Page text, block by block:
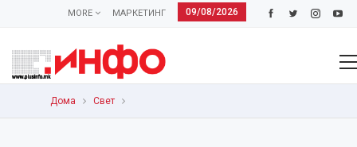
09/08/2026
МАРКЕТИНГ
MORE
Дома Свет